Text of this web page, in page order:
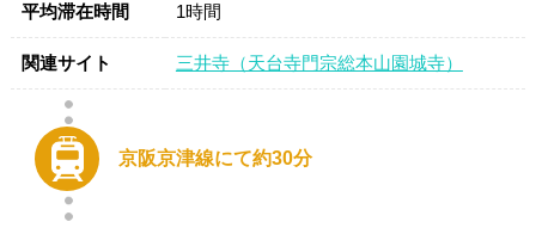
平均滞在時間 1時間
関連サイト 三井寺（天台寺門宗総本山園城寺）
京阪京津線にて約30分